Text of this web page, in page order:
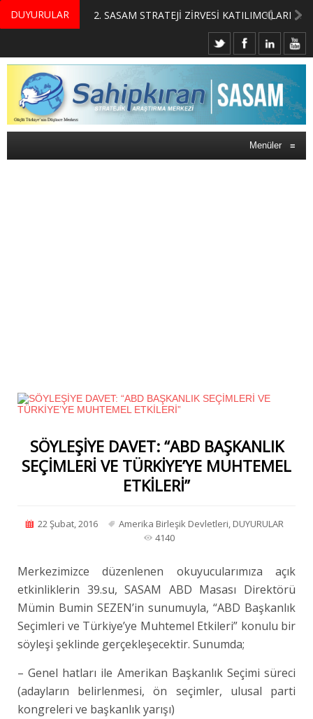
DUYURULAR
MERKEZİMİZ BÜNYESİNDE YETİŞTİRİLMEK ÜZERE GÖNÜLLÜ ÜLKE MASASI UZMANI VE UZMAN ADAYLARI ARIYORUZ 2. SASAM STRATEJİ ZİRVESİ KATILIMCILARI BELLİ OLDU
Menüler ≡
SÖYLEŞİYE DAVET: “ABD BAŞKANLIK
SEÇİMLERİ VE TÜRKİYE’YE MUHTEMEL
ETKİLERİ”
22 Şubat, 2016 Amerika Birleşik Devletleri DUYURULAR
4140
Merkezimizce düzenlenen okuyucularımıza açık
etkinliklerin 39.su, SASAM ABD Masası Direktörü
Mümin Bumin SEZEN’in sunumuyla, “ABD Başkanlık
Seçimleri ve Türkiye’ye Muhtemel Etkileri” konulu bir
söyleşi şeklinde gerçekleşecektir. Sunumda;
– Genel hatları ile Amerikan Başkanlık Seçimi süreci
(adayların belirlenmesi, ön seçimler, ulusal parti
kongreleri ve başkanlık yarışı)